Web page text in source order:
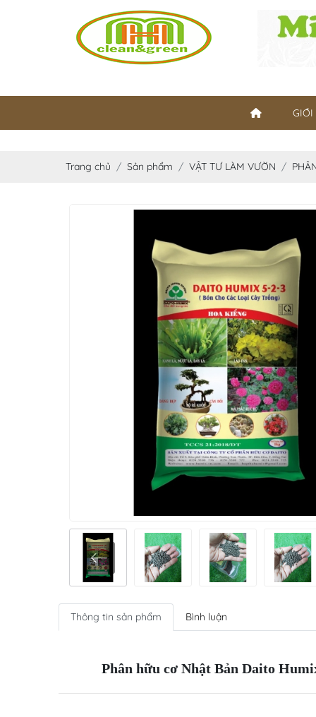
GIỚI
Trang chủ Sản phẩm VẬT TƯ LÀM VƯỜN
Thông tin sản phẩm Bình luận
Phân hữu cơ Nhật Bản Daito